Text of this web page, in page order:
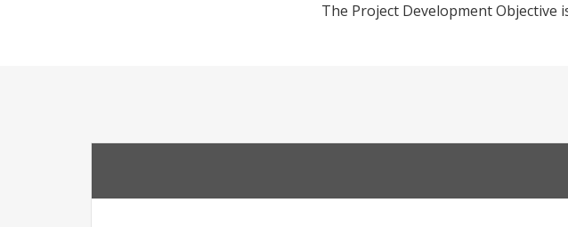
The Project Development Objective